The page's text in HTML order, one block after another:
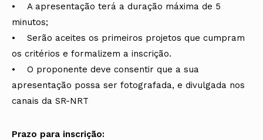
• A apresentação terá a duração máxima de 5
minutos;
• Serão aceites os primeiros projetos que cumpram
os critérios e formalizem a inscrição.
• O proponente deve consentir que a sua
apresentação possa ser fotografada, e divulgada nos
canais da SR-NRT
Prazo para inscrição: